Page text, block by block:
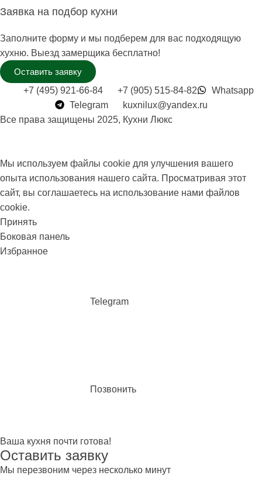
Заявка на подбор кухни
Заполните форму и мы подберем для вас подходящую
хухню. Выезд замерщика бесплатно!
Оставить заявку
+7 (495) 921-66-84
+7 (905) 515-84-82
Whatsapp
Telegram
kuxnilux@yandex.ru
Все права защищены 2025, Кухни Люкс
Мы используем файлы cookie для улучшения вашего
опыта использования нашего сайта. Просматривая этот
сайт, вы соглашаетесь на использование нами файлов
cookie.
Принять
Боковая панель
Избранное
Telegram
Позвонить
Ваша кухня почти готова!
Оставить заявку
Мы перезвоним через несколько минут